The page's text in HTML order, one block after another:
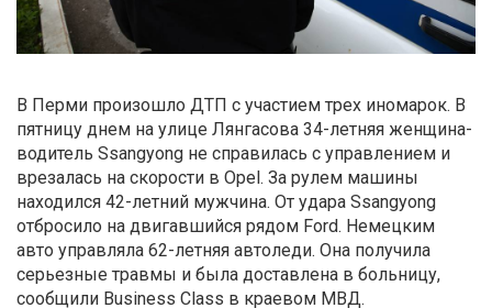
В Перми произошло ДТП с участием трех иномарок. В
пятницу днем на улице Лянгасова 34-летняя женщина-
водитель Ssangyong не справилась с управлением и
врезалась на скорости в Opel. За рулем машины
находился 42-летний мужчина. От удара Ssangyong
отбросило на двигавшийся рядом Ford. Немецким
авто управляла 62-летняя автоледи. Она получила
серьезные травмы и была доставлена в больницу,
сообщили Business Class в краевом МВД.